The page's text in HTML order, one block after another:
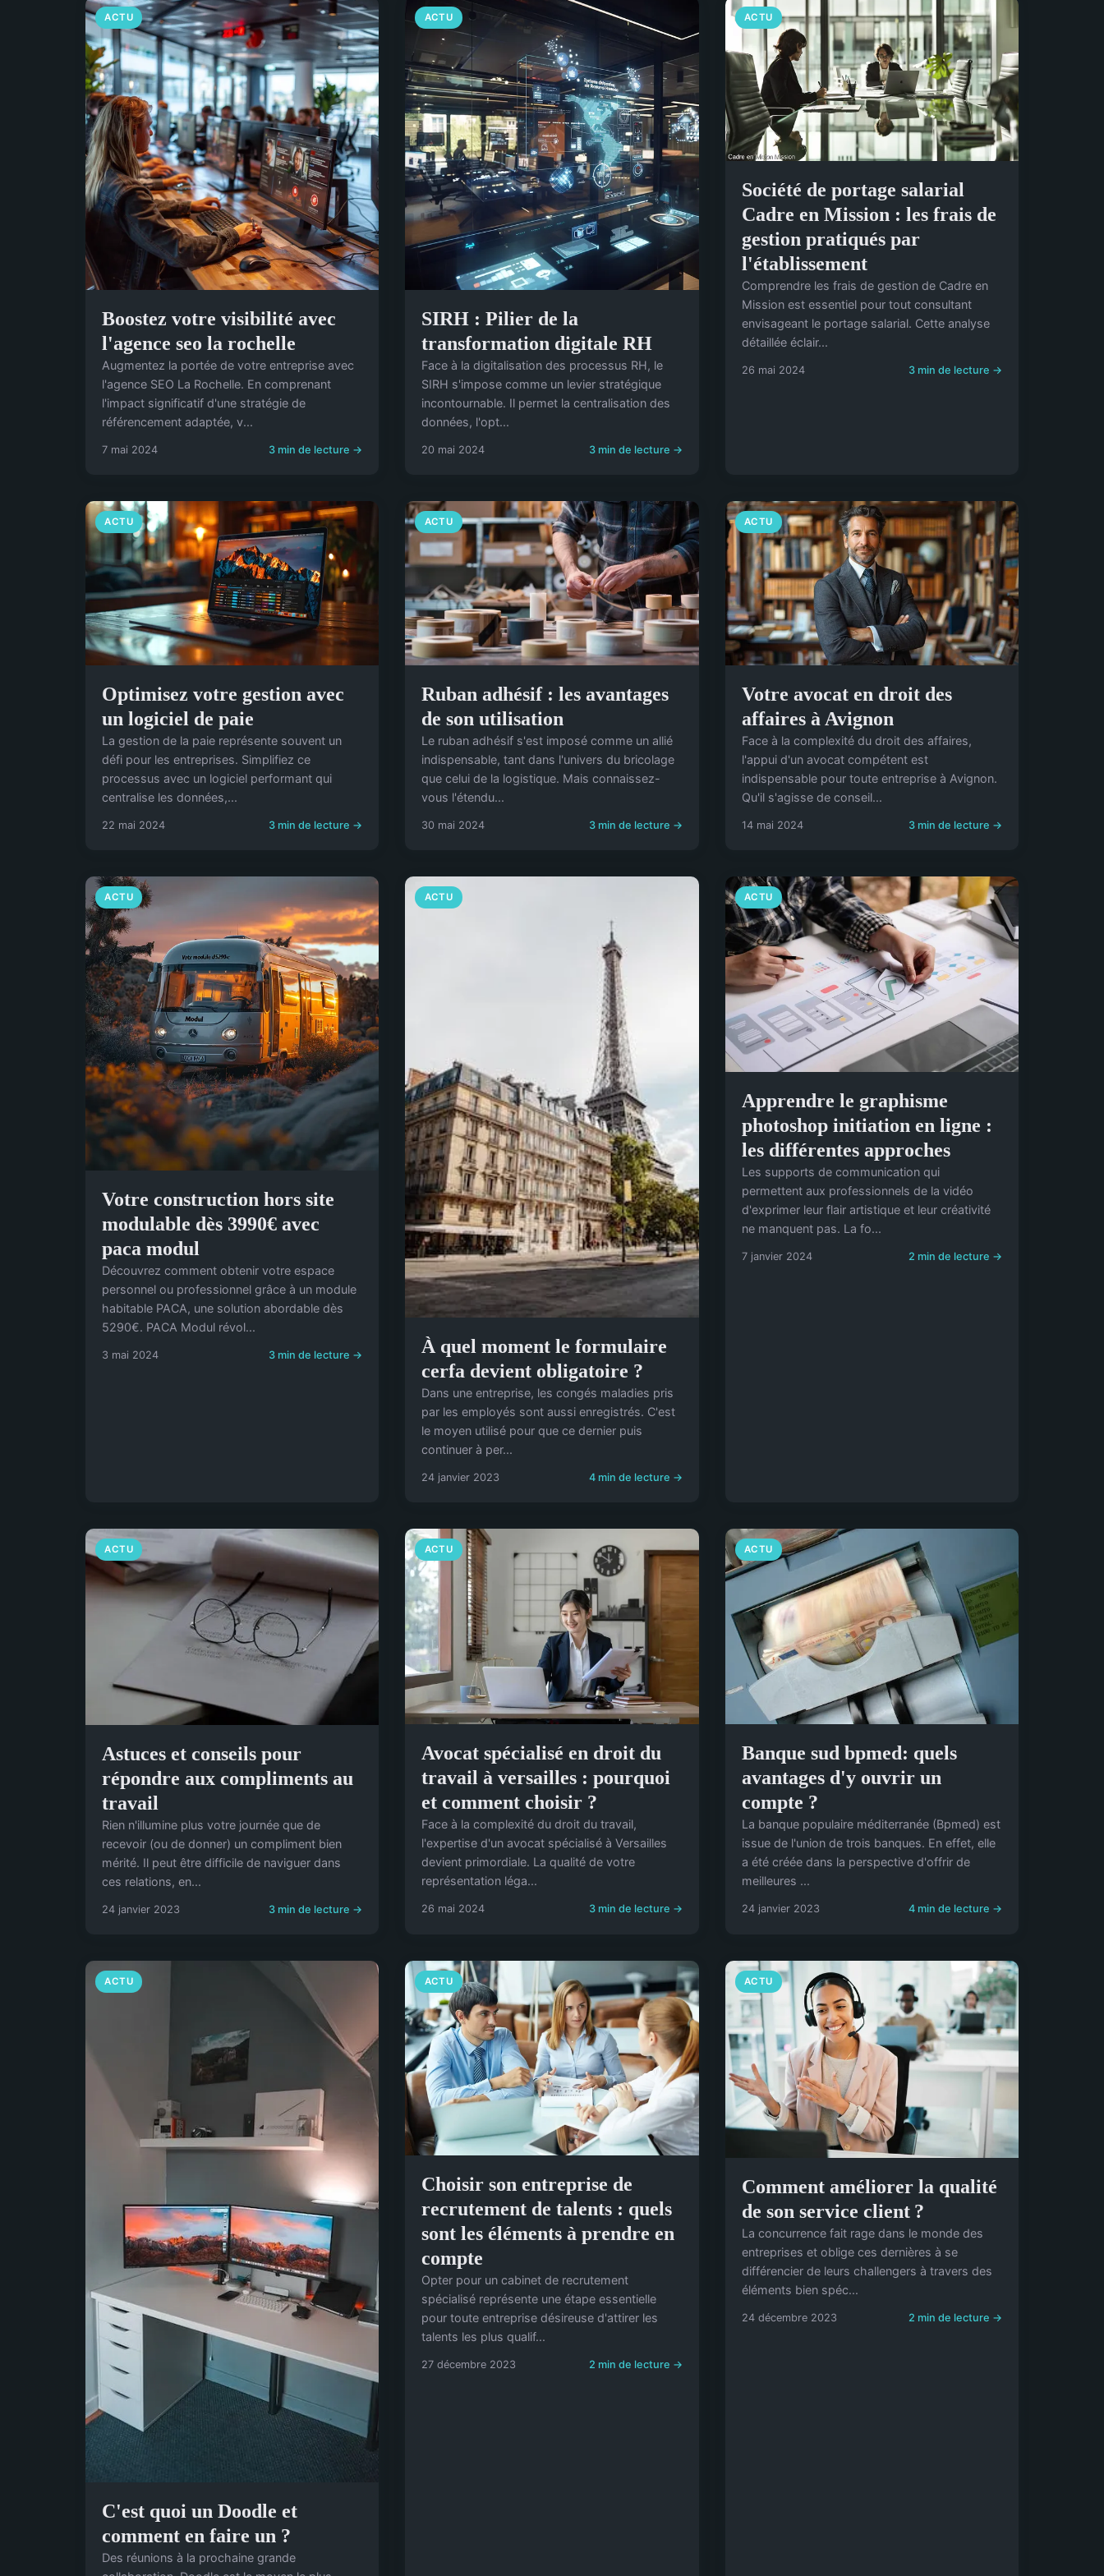
ACTU
Boostez votre visibilité avec
l'agence seo la rochelle
Augmentez la portée de votre entreprise avec
l'agence SEO La Rochelle. En comprenant
l'impact significatif d'une stratégie de
référencement adaptée, v...
7 mai 2024 3 min de lecture →
ACTU
SIRH : Pilier de la
transformation digitale RH
Face à la digitalisation des processus RH, le
SIRH s'impose comme un levier stratégique
incontournable. Il permet la centralisation des
données, l'opt...
20 mai 2024 3 min de lecture →
ACTU
Société de portage salarial
Cadre en Mission : les frais de
gestion pratiqués par
l'établissement
Comprendre les frais de gestion de Cadre en
Mission est essentiel pour tout consultant
envisageant le portage salarial. Cette analyse
détaillée éclair...
26 mai 2024 3 min de lecture →
ACTU
Optimisez votre gestion avec
un logiciel de paie
La gestion de la paie représente souvent un
défi pour les entreprises. Simplifiez ce
processus avec un logiciel performant qui
centralise les données,...
22 mai 2024 3 min de lecture →
ACTU
Ruban adhésif : les avantages
de son utilisation
Le ruban adhésif s'est imposé comme un allié
indispensable, tant dans l'univers du bricolage
que celui de la logistique. Mais connaissez-
vous l'étendu...
30 mai 2024 3 min de lecture →
ACTU
Votre avocat en droit des
affaires à Avignon
Face à la complexité du droit des affaires,
l'appui d'un avocat compétent est
indispensable pour toute entreprise à Avignon.
Qu'il s'agisse de conseil...
14 mai 2024 3 min de lecture →
ACTU
Votre construction hors site
modulable dès 3990€ avec
paca modul
Découvrez comment obtenir votre espace
personnel ou professionnel grâce à un module
habitable PACA, une solution abordable dès
5290€. PACA Modul révol...
3 mai 2024 3 min de lecture →
ACTU
À quel moment le formulaire
cerfa devient obligatoire ?
Dans une entreprise, les congés maladies pris
par les employés sont aussi enregistrés. C'est
le moyen utilisé pour que ce dernier puis
continuer à per...
24 janvier 2023 4 min de lecture →
ACTU
Apprendre le graphisme
photoshop initiation en ligne :
les différentes approches
Les supports de communication qui
permettent aux professionnels de la vidéo
d'exprimer leur flair artistique et leur créativité
ne manquent pas. La fo...
7 janvier 2024 2 min de lecture →
ACTU
Astuces et conseils pour
répondre aux compliments au
travail
Rien n'illumine plus votre journée que de
recevoir (ou de donner) un compliment bien
mérité. Il peut être difficile de naviguer dans
ces relations, en...
24 janvier 2023 3 min de lecture →
ACTU
Avocat spécialisé en droit du
travail à versailles : pourquoi
et comment choisir ?
Face à la complexité du droit du travail,
l'expertise d'un avocat spécialisé à Versailles
devient primordiale. La qualité de votre
représentation léga...
26 mai 2024 3 min de lecture →
ACTU
Banque sud bpmed: quels
avantages d'y ouvrir un
compte ?
La banque populaire méditerranée (Bpmed) est
issue de l'union de trois banques. En effet, elle
a été créée dans la perspective d'offrir de
meilleures ...
24 janvier 2023 4 min de lecture →
ACTU
C'est quoi un Doodle et
comment en faire un ?
Des réunions à la prochaine grande
ACTU
Choisir son entreprise de
recrutement de talents : quels
sont les éléments à prendre en
compte
Opter pour un cabinet de recrutement
spécialisé représente une étape essentielle
pour toute entreprise désireuse d'attirer les
talents les plus qualif...
27 décembre 2023 2 min de lecture →
ACTU
Comment améliorer la qualité
de son service client ?
La concurrence fait rage dans le monde des
entreprises et oblige ces dernières à se
différencier de leurs challengers à travers des
éléments bien spéc...
24 décembre 2023 2 min de lecture →